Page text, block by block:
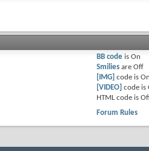
BB code isOn
Smilies areOff
[IMG] code isOn
[VIDEO] code is
HTML code is
Forum Rules